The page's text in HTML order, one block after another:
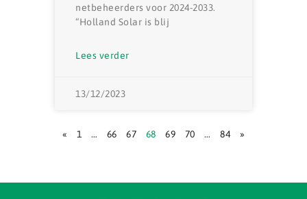
netbeheerders voor 2024-2033.
“Holland Solar is blij
Lees verder
13/12/2023
« 1 … 66 67 68 69 70 … 84 »